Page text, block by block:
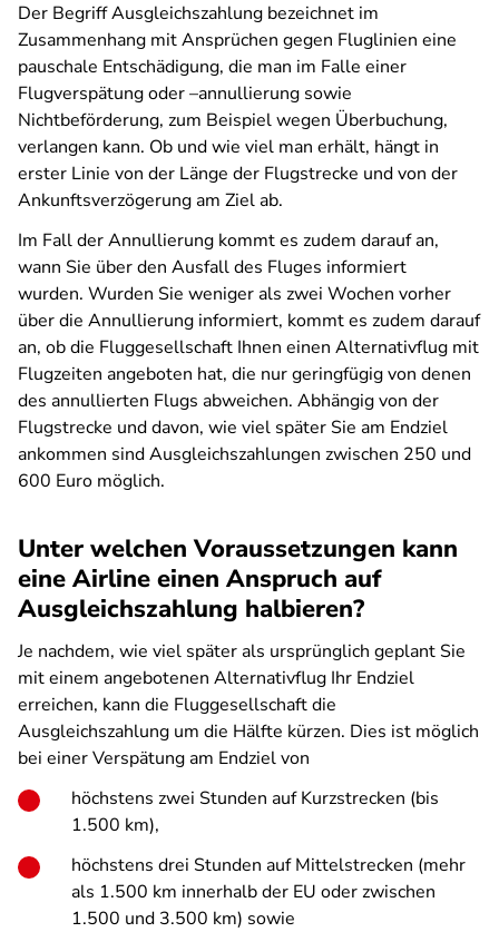
Der Begriff Ausgleichszahlung bezeichnet im
Zusammenhang mit Ansprüchen gegen Fluglinien eine
pauschale Entschädigung, die man im Falle einer
Flugverspätung oder –annullierung sowie
Nichtbeförderung, zum Beispiel wegen Überbuchung,
verlangen kann. Ob und wie viel man erhält, hängt in
erster Linie von der Länge der Flugstrecke und von der
Ankunftsverzögerung am Ziel ab.
Im Fall der Annullierung kommt es zudem darauf an,
wann Sie über den Ausfall des Fluges informiert
wurden. Wurden Sie weniger als zwei Wochen vorher
über die Annullierung informiert, kommt es zudem darauf
an, ob die Fluggesellschaft Ihnen einen Alternativflug mit
Flugzeiten angeboten hat, die nur geringfügig von denen
des annullierten Flugs abweichen. Abhängig von der
Flugstrecke und davon, wie viel später Sie am Endziel
ankommen sind Ausgleichszahlungen zwischen 250 und
600 Euro möglich.
Unter welchen Voraussetzungen kann
eine Airline einen Anspruch auf
Ausgleichszahlung halbieren?
Je nachdem, wie viel später als ursprünglich geplant Sie
mit einem angebotenen Alternativflug Ihr Endziel
erreichen, kann die Fluggesellschaft die
Ausgleichszahlung um die Hälfte kürzen. Dies ist möglich
bei einer Verspätung am Endziel von
höchstens zwei Stunden auf Kurzstrecken (bis
1.500 km),
höchstens drei Stunden auf Mittelstrecken (mehr
als 1.500 km innerhalb der EU oder zwischen
1.500 und 3.500 km) sowie